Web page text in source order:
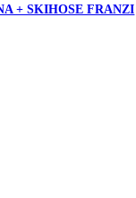
+ SKIHOSE FRANZI